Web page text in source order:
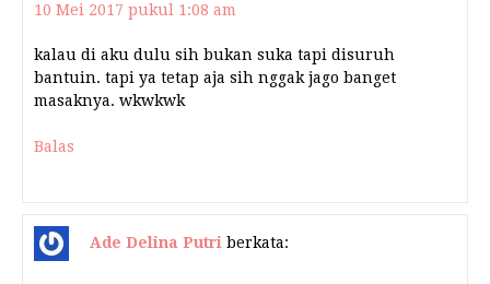
10 Mei 2017 pukul 1:08 am
kalau di aku dulu sih bukan suka tapi disuruh
bantuin. tapi ya tetap aja sih nggak jago banget
masaknya. wkwkwk
Balas
Ade Delina Putri berkata: